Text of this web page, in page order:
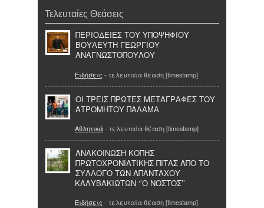
Τελευταίες Θεάσεις
ΠΕΡΙΟΔΕΙΕΣ ΤΟΥ ΥΠΟΨΗΦΙΟΥ
ΒΟΥΛΕΥΤΗ ΓΕΩΡΓΙΟΥ
ΑΝΑΓΝΩΣΤΟΠΟΥΛΟΥ
Ειδήσεις - τελευταία θέαση [timestamp]
ΟΙ ΤΡΕΙΣ ΠΡΩΤΕΣ ΜΕΤΑΓΡΑΦΕΣ ΤΟΥ
ΑΤΡΟΜΗΤΟΥ ΠΑΛΑΜΑ
Αθλητικά- τελευταία θέαση [timestamp]
ΑΝΑΚΟΙΝΩΣΗ ΚΟΠΗΣ
ΠΡΩΤΟΧΡΟΝΙΑΤΙΚΗΣ ΠΙΤΑΣ ΑΠΟ ΤΟ
ΣΥΛΛΟΓΟ ΤΩΝ ΑΠΑΝΤΑΧΟΥ
ΚΑΛΥΒΑΚΙΩΤΩΝ ‘’Ο ΝΟΣΤΟΣ’’
Ειδήσεις - τελευταία θέαση [timestamp]